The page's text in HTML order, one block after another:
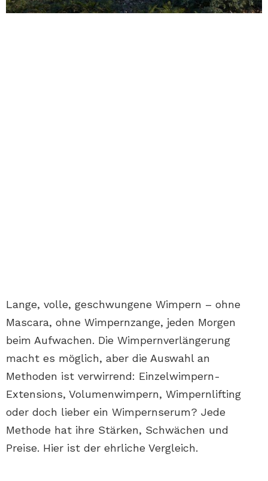
Lange, volle, geschwungene Wimpern – ohne
Mascara, ohne Wimpernzange, jeden Morgen
beim Aufwachen. Die Wimpernverlängerung
macht es möglich, aber die Auswahl an
Methoden ist verwirrend: Einzelwimpern-
Extensions, Volumenwimpern, Wimpernlifting
oder doch lieber ein Wimpernserum? Jede
Methode hat ihre Stärken, Schwächen und
Preise. Hier ist der ehrliche Vergleich.